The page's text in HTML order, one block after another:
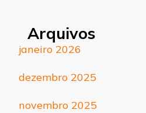
Arquivos
janeiro 2026
dezembro 2025
novembro 2025